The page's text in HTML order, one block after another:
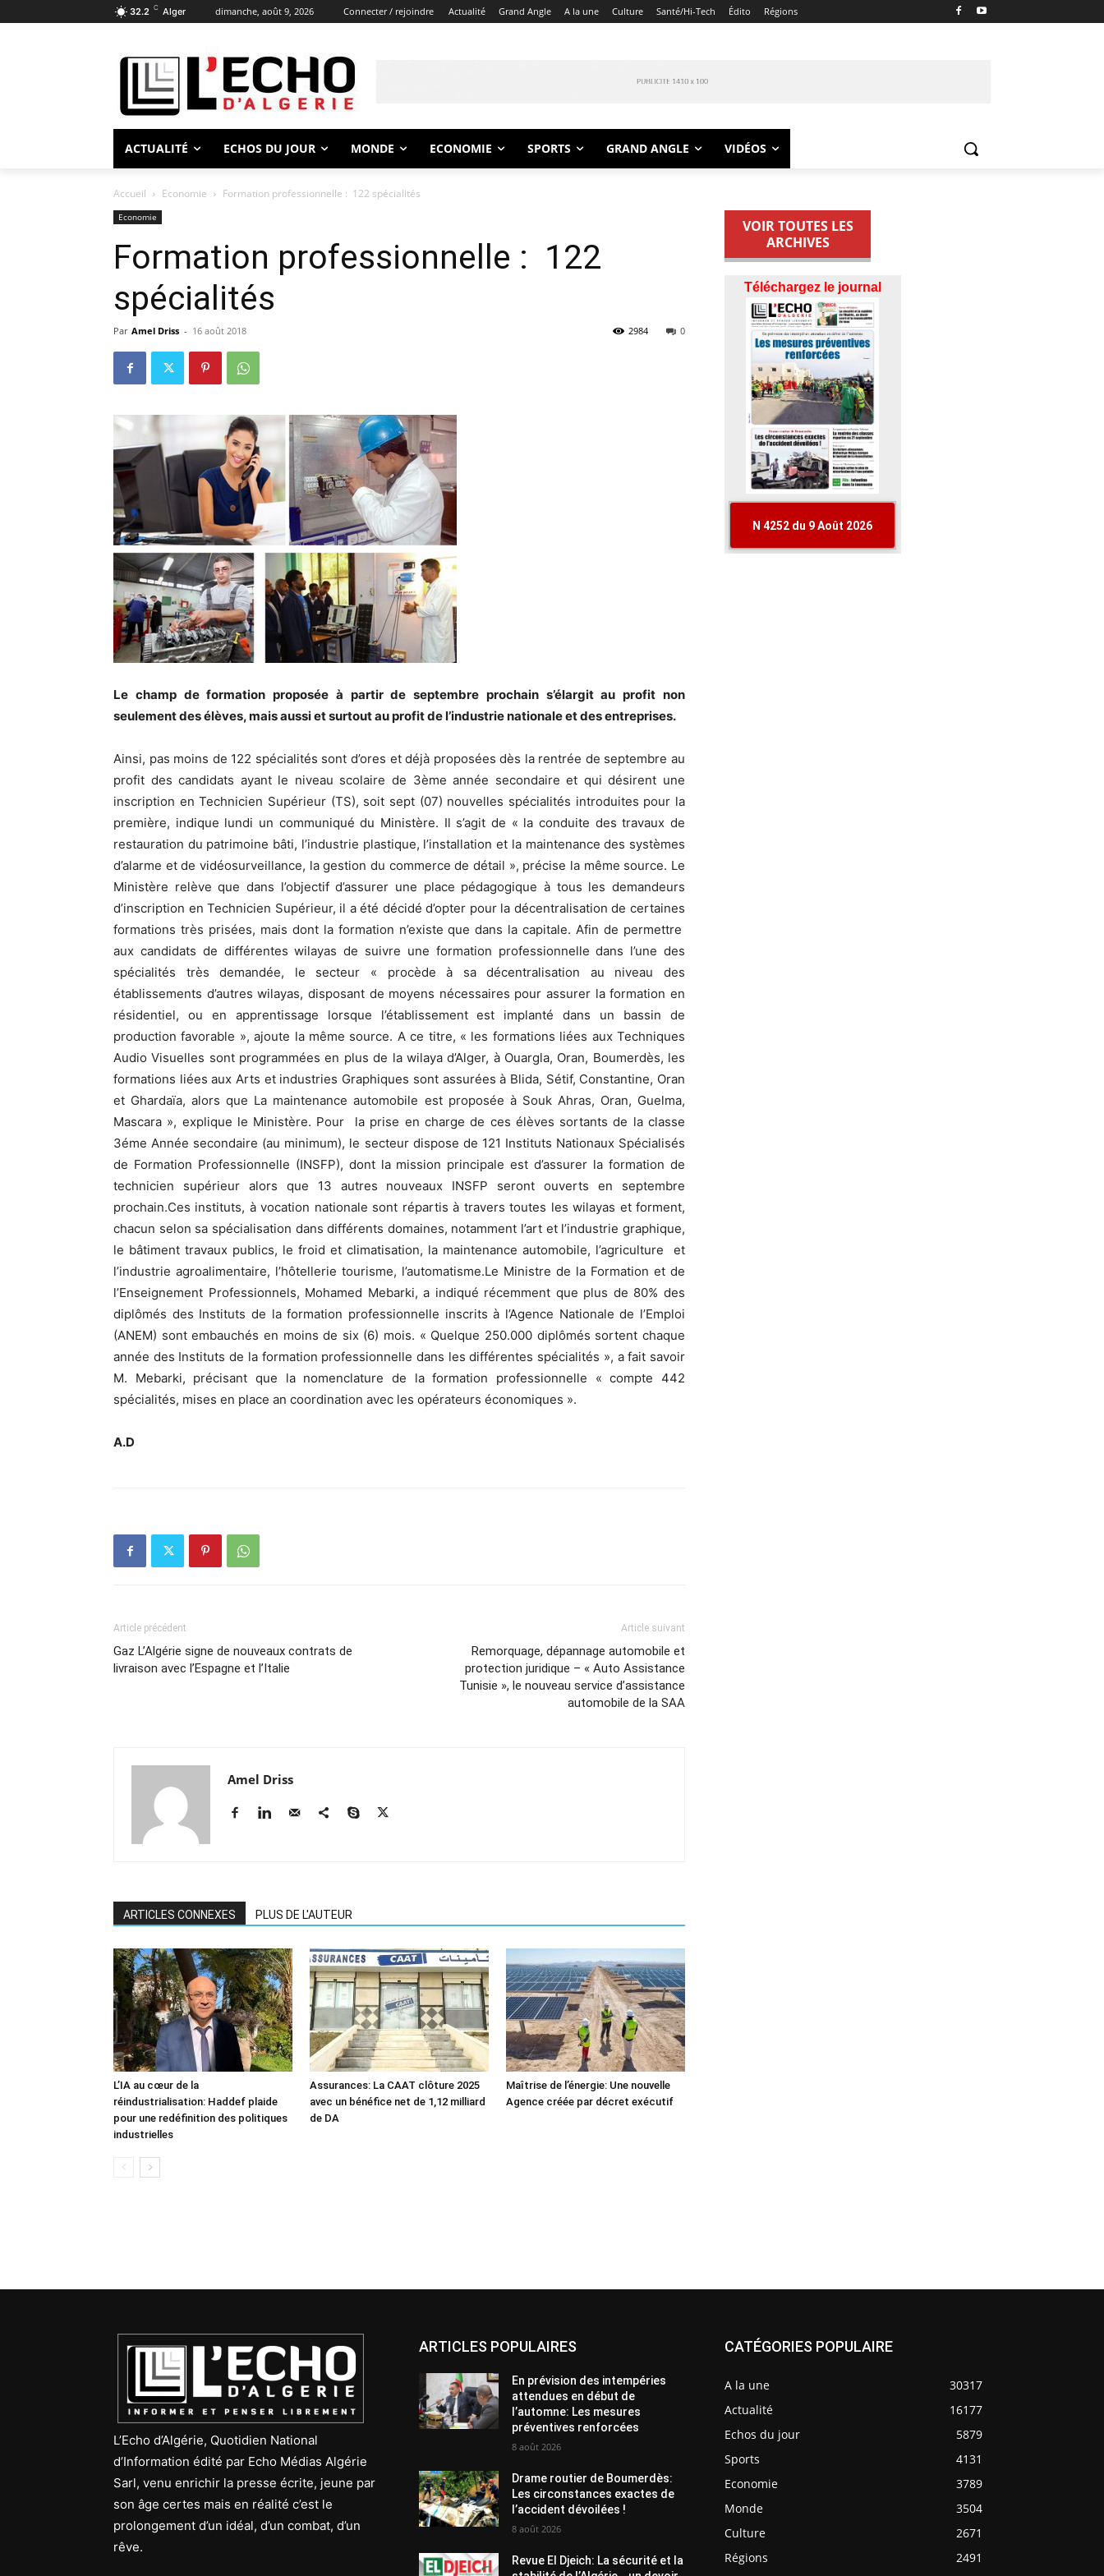
32.2 C Alger dimanche, août 9, 2026 Connecter / rejoindre Actualité Grand Angle A la une Culture Santé/Hi-Tech Édito Régions
ACTUALITÉ ECHOS DU JOUR MONDE ECONOMIE SPORTS GRAND ANGLE VIDÉOS
Accueil Economie Formation professionnelle : 122 spécialités
Economie
Formation professionnelle : 122
spécialités
Par Amel Driss - 16 août 2018 0
2984
Le champ de formation proposée à partir de septembre prochain s’élargit au profit non
seulement des élèves, mais aussi et surtout au profit de l’industrie nationale et des entreprises.
Ainsi, pas moins de 122 spécialités sont d’ores et déjà proposées dès la rentrée de septembre au
profit des candidats ayant le niveau scolaire de 3ème année secondaire et qui désirent une
inscription en Technicien Supérieur (TS), soit sept (07) nouvelles spécialités introduites pour la
première, indique lundi un communiqué du Ministère. Il s’agit de « la conduite des travaux de
restauration du patrimoine bâti, l’industrie plastique, l’installation et la maintenance des systèmes
d’alarme et de vidéosurveillance, la gestion du commerce de détail », précise la même source. Le
Ministère relève que dans l’objectif d’assurer une place pédagogique à tous les demandeurs
d’inscription en Technicien Supérieur, il a été décidé d’opter pour la décentralisation de certaines
formations très prisées, mais dont la formation n’existe que dans la capitale. Afin de permettre
aux candidats de différentes wilayas de suivre une formation professionnelle dans l’une des
spécialités très demandée, le secteur « procède à sa décentralisation au niveau des
établissements d’autres wilayas, disposant de moyens nécessaires pour assurer la formation en
résidentiel, ou en apprentissage lorsque l’établissement est implanté dans un bassin de
production favorable », ajoute la même source. A ce titre, « les formations liées aux Techniques
Audio Visuelles sont programmées en plus de la wilaya d’Alger, à Ouargla, Oran, Boumerdès, les
formations liées aux Arts et industries Graphiques sont assurées à Blida, Sétif, Constantine, Oran
et Ghardaïa, alors que La maintenance automobile est proposée à Souk Ahras, Oran, Guelma,
Mascara », explique le Ministère. Pour la prise en charge de ces élèves sortants de la classe
3éme Année secondaire (au minimum), le secteur dispose de 121 Instituts Nationaux Spécialisés
de Formation Professionnelle (INSFP), dont la mission principale est d’assurer la formation de
technicien supérieur alors que 13 autres nouveaux INSFP seront ouverts en septembre
prochain.Ces instituts, à vocation nationale sont répartis à travers toutes les wilayas et forment,
chacun selon sa spécialisation dans différents domaines, notamment l’art et l’industrie graphique,
le bâtiment travaux publics, le froid et climatisation, la maintenance automobile, l’agriculture et
l’industrie agroalimentaire, l’hôtellerie tourisme, l’automatisme.Le Ministre de la Formation et de
l’Enseignement Professionnels, Mohamed Mebarki, a indiqué récemment que plus de 80% des
diplômés des Instituts de la formation professionnelle inscrits à l’Agence Nationale de l’Emploi
(ANEM) sont embauchés en moins de six (6) mois. « Quelque 250.000 diplômés sortent chaque
année des Instituts de la formation professionnelle dans les différentes spécialités », a fait savoir
M. Mebarki, précisant que la nomenclature de la formation professionnelle « compte 442
spécialités, mises en place an coordination avec les opérateurs économiques ».
A.D
Article précédent
Gaz L’Algérie signe de nouveaux contrats de
livraison avec l’Espagne et l’Italie
Article suivant
Remorquage, dépannage automobile et
protection juridique – « Auto Assistance
Tunisie », le nouveau service d’assistance
automobile de la SAA
Amel Driss
ARTICLES CONNEXES PLUS DE L'AUTEUR
L’IA au cœur de la
réindustrialisation: Haddef plaide
pour une redéfinition des politiques
industrielles
Assurances: La CAAT clôture 2025
avec un bénéfice net de 1,12 milliard
de DA
Maîtrise de l’énergie: Une nouvelle
Agence créée par décret exécutif
VOIR TOUTES LES
ARCHIVES
L’Echo d’Algérie, Quotidien National
d’Information édité par Echo Médias Algérie
Sarl, venu enrichir la presse écrite, jeune par
son âge certes mais en réalité c’est le
prolongement d’un idéal, d’un combat, d’un
rêve.
ARTICLES POPULAIRES
En prévision des intempéries
attendues en début de
l’automne: Les mesures
préventives renforcées
8 août 2026
Drame routier de Boumerdès:
Les circonstances exactes de
l’accident dévoilées !
8 août 2026
Revue El Djeich: La sécurité et la
CATÉGORIES POPULAIRE
A la une
30317
Actualité
16177
Echos du jour
5879
Sports
4131
Economie
3789
Monde
3504
Culture
2671
Régions
2491